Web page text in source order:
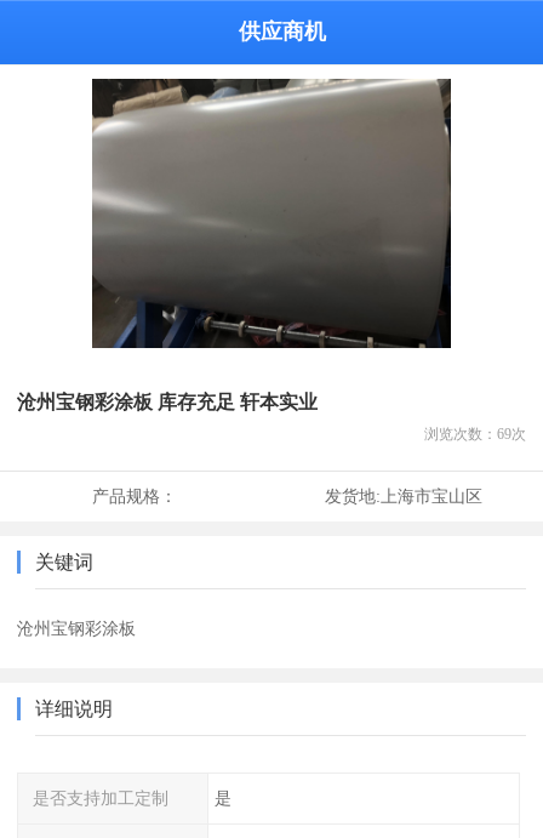
供应商机
沧州宝钢彩涂板 库存充足 轩本实业
浏览次数： 69次
产品规格： 发货地:上海市宝山区
关键词
沧州宝钢彩涂板
详细说明
是否支持加工定制 是